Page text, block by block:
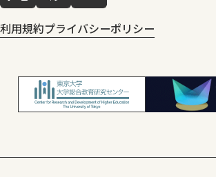
利用規約プライバシーポリシー